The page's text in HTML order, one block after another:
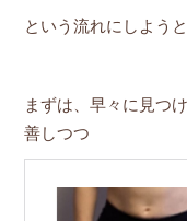
という流れにしようと
まずは、早々に見つ
善しつつ